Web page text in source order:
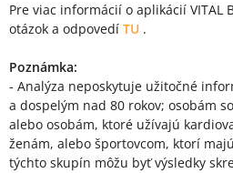
Pre viac informácií o aplikácií VITAL
otázok a odpovedí TU .
Poznámka:
- Analýza neposkytuje užitočné
a dospelým nad 80 rokov; osobám
alebo osobám, ktoré užívajú
ženám, alebo športovcom, ktorí
týchto skupín môžu byť výsledky